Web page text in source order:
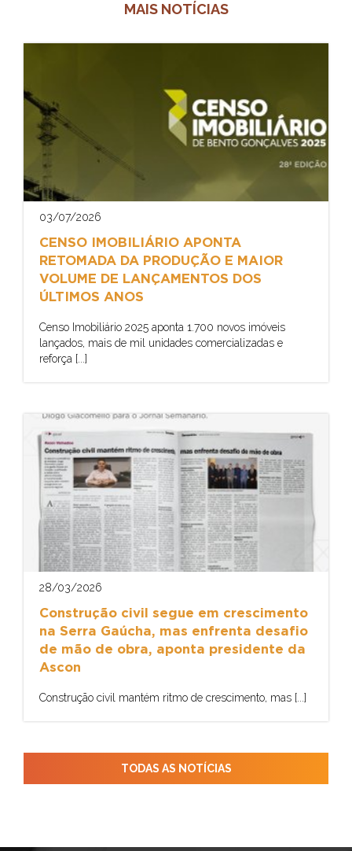
MAIS NOTÍCIAS
03/07/2026
CENSO IMOBILIÁRIO APONTA
RETOMADA DA PRODUÇÃO E MAIOR
VOLUME DE LANÇAMENTOS DOS
ÚLTIMOS ANOS
Censo Imobiliário 2025 aponta 1.700 novos imóveis
lançados, mais de mil unidades comercializadas e
reforça [...]
28/03/2026
Construção civil segue em crescimento
na Serra Gaúcha, mas enfrenta desafio
de mão de obra, aponta presidente da
Ascon
Construção civil mantém ritmo de crescimento, mas [...]
TODAS AS NOTÍCIAS